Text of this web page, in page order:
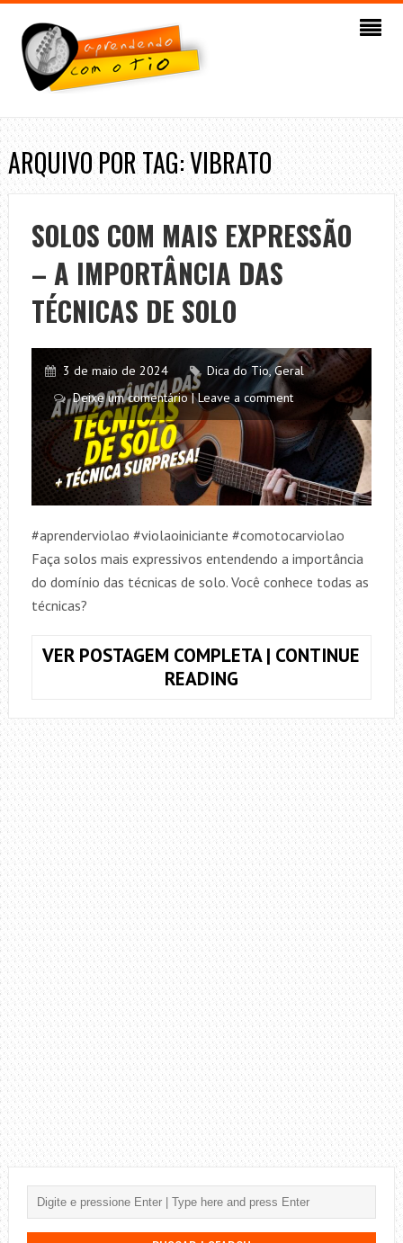
ARQUIVO POR TAG: VIBRATO
SOLOS COM MAIS EXPRESSÃO
– A IMPORTÂNCIA DAS
TÉCNICAS DE SOLO
3 de maio de 2024 Dica do Tio,Geral
Deixe um comentário | Leave a comment
#aprenderviolao #violaoiniciante #comotocarviolao
Faça solos mais expressivos entendendo a importância
do domínio das técnicas de solo. Você conhece todas as
técnicas?
VER POSTAGEM COMPLETA | CONTINUE
READINGSOLOS
MAIS
EXPRESSÃO
–
A
IMPORTÂNCIA
DAS
TÉCNICAS
DE
SOLO